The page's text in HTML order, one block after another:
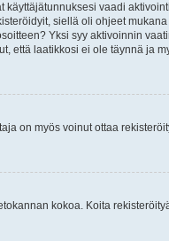
vaadi
siellä oli ohjeet
Yksi syy aktivoinnin
että laatikkosi ei ole täynnä ja
on myös voinut ottaa
kokoa. Koita